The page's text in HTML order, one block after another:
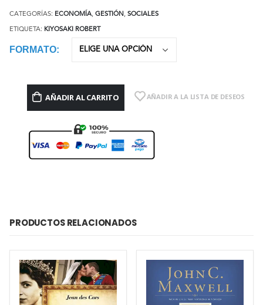
CATEGORÍAS: ECONOMÍA, GESTIÓN , SOCIALES
ETIQUETA: KIYOSAKI ROBERT
FORMATO
AÑADIR AL CARRITO AÑADIR A LA LISTA DE DESEOS
PRODUCTOS RELACIONADOS